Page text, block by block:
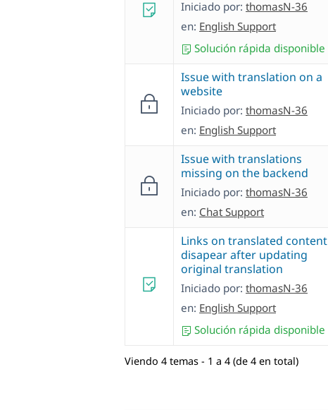
Iniciado por: thomasN-36
en: English Support
Solución rápida disponible
Issue with translation on a
website
Iniciado por: thomasN-36
en: English Support
Issue with translations
missing on the backend
Iniciado por: thomasN-36
en: Chat Support
Links on translated content
disapear after updating
original translation
Iniciado por: thomasN-36
en: English Support
Solución rápida disponible
Viendo 4 temas - 1 a 4 (de 4 en total)